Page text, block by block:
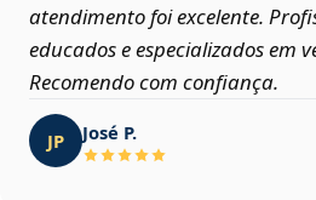
atendimento foi excelente.
educados e especializados em
Recomendo com confiança.
JP José P.